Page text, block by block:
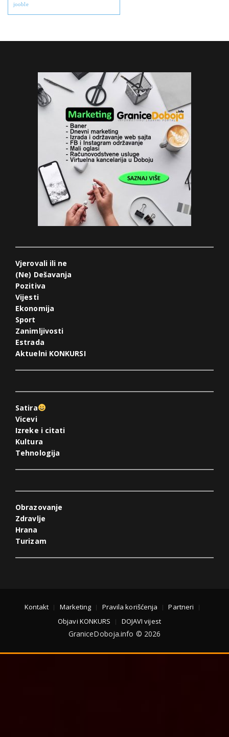
jooble
Vjerovali ili ne
(Ne) Dešavanja
Pozitiva
Vijesti
Ekonomija
Sport
Zanimljivosti
Estrada
Aktuelni KONKURSI
Satira
Vicevi
Izreke i citati
Kultura
Tehnologija
Obrazovanje
Zdravlje
Hrana
Turizam
Kontakt Marketing Pravila korišćenja
Partneri
Objavi KONKURS
DOJAVI vijest
GraniceDoboja.info © 2026